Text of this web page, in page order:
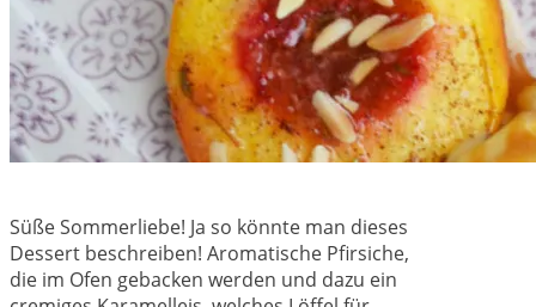
Süße Sommerliebe! Ja so könnte man dieses
Dessert beschreiben! Aromatische Pfirsiche,
die im Ofen gebacken werden und dazu ein